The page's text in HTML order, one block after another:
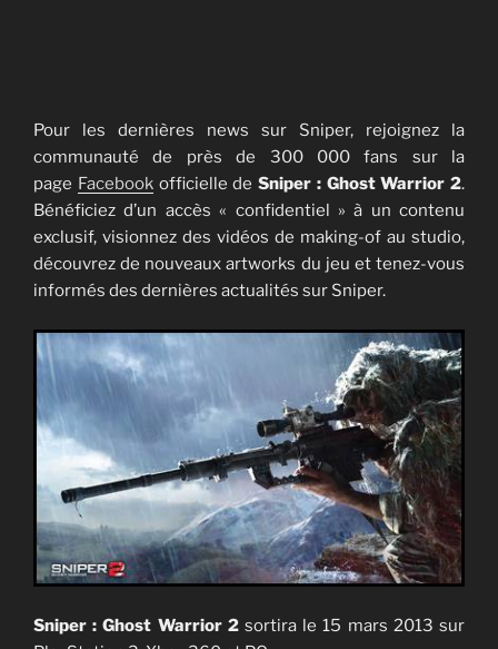
Pour les dernières news sur Sniper, rejoignez la
communauté de près de 300 000 fans sur la
page Facebookofficielle de Sniper : Ghost Warrior 2.
Bénéficiez d’un accès « confidentiel » à un contenu
exclusif, visionnez des vidéos de making-of au studio,
découvrez de nouveaux artworks du jeu et tenez-vous
informés des dernières actualités sur Sniper.
Sniper : Ghost Warrior 2sortira le 15 mars 2013 sur